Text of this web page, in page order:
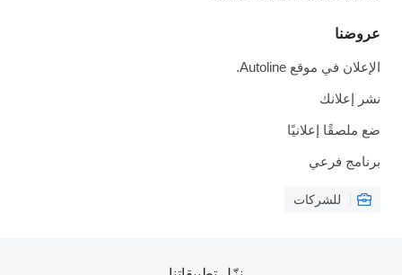
عروضنا
الإعلان في موقع Autoline.
نشر إعلانك
ضع ملصقًا إعلانيًا
برنامج فرعي
للشركات